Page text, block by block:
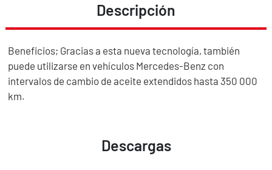
Descripción
Descargas
Beneficios; Gracias a esta nueva tecnología, también
puede utilizarse en vehículos Mercedes-Benz con
intervalos de cambio de aceite extendidos hasta 350 000
km.